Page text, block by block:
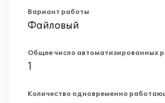
Вариант работы
Файловый
Общее число автоматизированных
1
Количество одновременно